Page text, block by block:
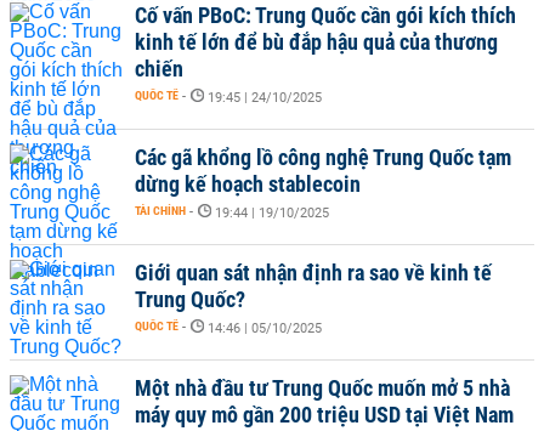
Cố vấn PBoC: Trung Quốc cần gói kích thích
kinh tế lớn để bù đắp hậu quả của thương
chiến
QUỐC TẾ - 19:45 | 24/10/2025
Các gã khổng lồ công nghệ Trung Quốc tạm
dừng kế hoạch stablecoin
TÀI CHÍNH - 19:44 | 19/10/2025
Giới quan sát nhận định ra sao về kinh tế
Trung Quốc?
QUỐC TẾ - 14:46 | 05/10/2025
Một nhà đầu tư Trung Quốc muốn mở 5 nhà
máy quy mô gần 200 triệu USD tại Việt Nam